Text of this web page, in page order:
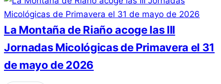
La Montaña de Riaño acoge las III
Jornadas Micológicas de Primavera el 31
de mayo de 2026